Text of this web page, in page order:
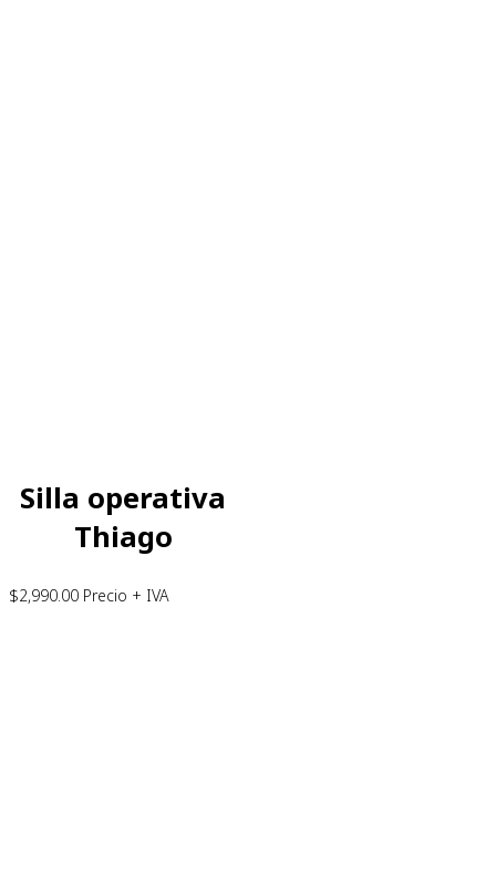
Silla operativa
Thiago
$2,990.00 Precio + IVA